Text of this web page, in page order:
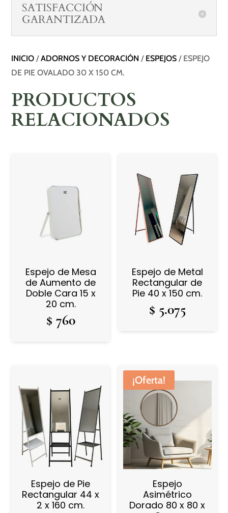
SATISFACCIÓN
GARANTIZADA
INICIO /ADORNOS Y DECORACIÓN / ESPEJOS / ESPEJO
DE PIE OVALADO 30 X 150 CM.
PRODUCTOS
RELACIONADOS
Espejo de Mesa
de Aumento de
Doble Cara 15 x
20 cm.
$ 760
Espejo de Metal
Rectangular de
Pie 40 x 150 cm.
$ 5.075
Espejo de Pie
Rectangular 44 x
2 x 160 cm.
¡Oferta!
Espejo
Asimétrico
Dorado 80 x 80 x